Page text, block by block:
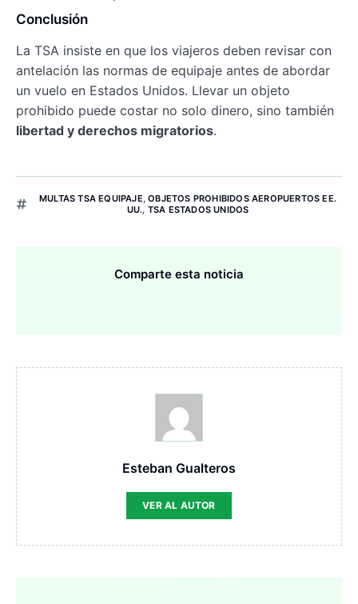
Conclusión
La TSA insiste en que los viajeros deben revisar con
antelación las normas de equipaje antes de abordar
un vuelo en Estados Unidos. Llevar un objeto
prohibido puede costar no solo dinero, sino también
libertad y derechos migratorios.
MULTAS TSA EQUIPAJE,OBJETOS PROHIBIDOS AEROPUERTOS EE.
UU., TSA ESTADOS UNIDOS
Comparte esta noticia
Esteban Gualteros
VER AL AUTOR